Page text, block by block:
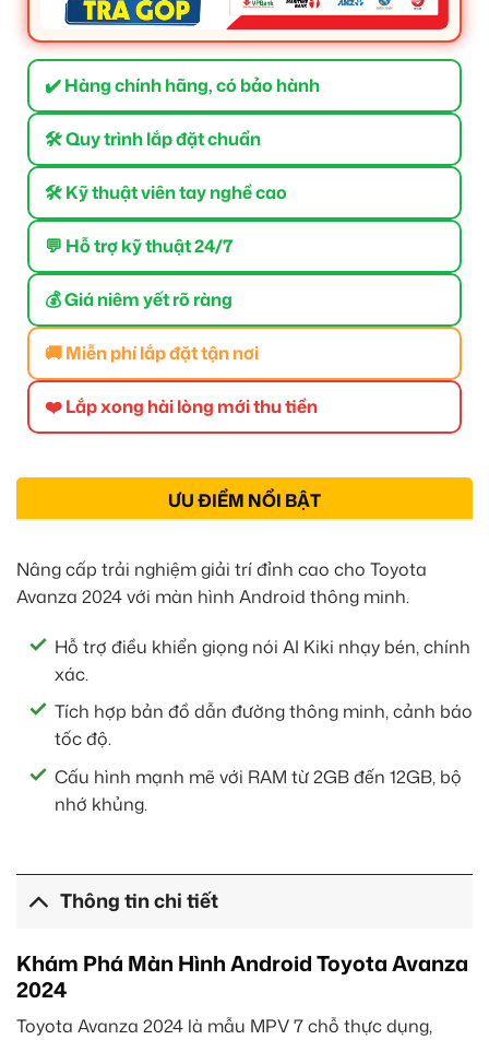
✔️ Hàng chính hãng, có bảo hành
🛠 Quy trình lắp đặt chuẩn
🛠 Kỹ thuật viên tay nghề cao
💬 Hỗ trợ kỹ thuật 24/7
💰 Giá niêm yết rõ ràng
🚚 Miễn phí lắp đặt tận nơi
❤️ Lắp xong hài lòng mới thu tiền
ƯU ĐIỂM NỔI BẬT
Nâng cấp trải nghiệm giải trí đỉnh cao cho Toyota
Avanza 2024 với màn hình Android thông minh.
Hỗ trợ điều khiển giọng nói AI Kiki nhạy bén, chính
xác.
Tích hợp bản đồ dẫn đường thông minh, cảnh báo
tốc độ.
Cấu hình mạnh mẽ với RAM từ 2GB đến 12GB, bộ
nhớ khủng.
Thông tin chi tiết
Khám Phá Màn Hình Android Toyota Avanza
2024
Toyota Avanza 2024 là mẫu MPV 7 chỗ thực dụng,